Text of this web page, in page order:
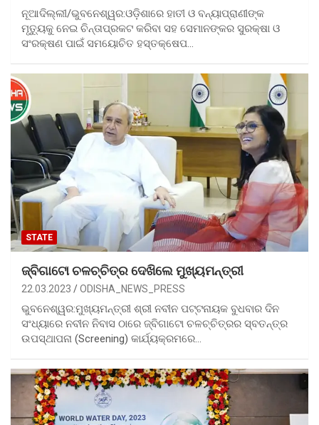
ନୂଆଦିଲ୍ଲୀ/ଭୁବନେଶ୍ୱର:ଓଡ଼ିଶାରେ ହାତୀ ଓ ବନ୍ୟାପ୍ରାଣୀଙ୍କ
ମୃତ୍ୟୁକୁ ନେଇ ଚିନ୍ତାପ୍ରକଟ କରିବା ସହ ସେମାନଙ୍କର ସୁରକ୍ଷା ଓ
ସଂରକ୍ଷଣ ପାଇଁ ସମୟୋଚିତ ହସ୍ତକ୍ଷେପ…
STATE
ଜ୍ବିଗାଟୋ ଚଳଚ୍ଚିତ୍ର ଦେଖିଲେ ମୁଖ୍ୟମନ୍ତ୍ରୀ
22.03.2023 ODISHA_NEWS_PRESS
ଭୁବନେଶ୍ୱର:ମୁଖ୍ୟମନ୍ତ୍ରୀ ଶ୍ରୀ ନବୀନ ପଟ୍ଟନାୟକ ବୁଧବାର ଦିନ
ସଂଧ୍ୟାରେ ନବୀନ ନିବାସ ଠାରେ ଜ୍ବିଗାଟୋ ଚଳଚ୍ଚିତ୍ରର ସ୍ବତନ୍ତ୍ର
ଉପସ୍ଥାପନା (Screening) କାର୍ଯ୍ୟକ୍ରମରେ…